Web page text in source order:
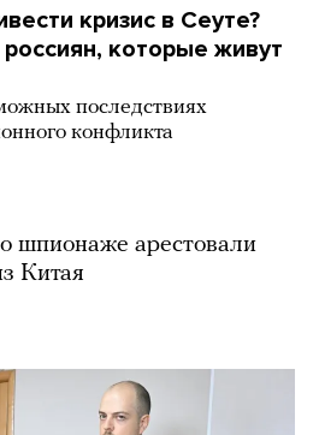
кризис в Сеуте?
которые живут
последствиях
конфликта
шпионаже арестовали
Китая